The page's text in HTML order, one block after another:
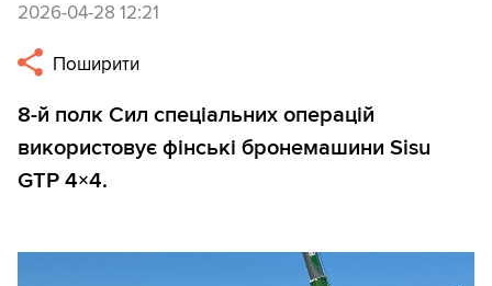
2026-04-28 12:21
Поширити
8-й полк Сил спеціальних операцій
використовує фінські бронемашини Sisu
GTP 4×4.